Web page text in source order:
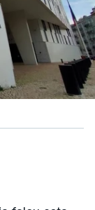
as
no